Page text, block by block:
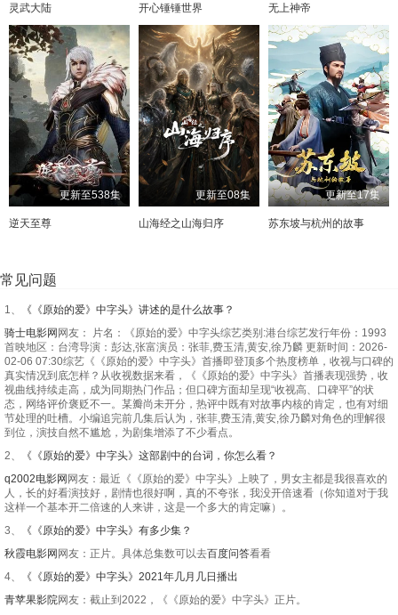
灵武大陆 开心锤锤世界 无上神帝
更新至538集
逆天至尊
更新至08集
山海经之山海归序
更新至17集
苏东坡与杭州的故事
常见问题
1、
《《原始的爱》中字头》讲述的是什么故事？
骑士电影网网友： 片名：《原始的爱》中字头综艺类别:港台综艺发行年份：1993
首映地区：台湾导演：彭达,张富演员：张菲,费玉清,黄安,徐乃麟 更新时间：2026-
02-06 07:30综艺《《原始的爱》中字头》首播即登顶多个热度榜单，收视与口碑的
真实情况到底怎样？从收视数据来看，《《原始的爱》中字头》首播表现强势，收
视曲线持续走高，成为同期热门作品；但口碑方面却呈现“收视高、口碑平”的状
态，网络评价褒贬不一。某瓣尚未开分，热评中既有对故事内核的肯定，也有对细
节处理的吐槽。小编追完前几集后认为，张菲,费玉清,黄安,徐乃麟对角色的理解很
到位，演技自然不尴尬，为剧集增添了不少看点。
2、
《《原始的爱》中字头》这部剧中的台词，你怎么看？
q2002电影网网友：最近《《原始的爱》中字头》上映了，男女主都是我很喜欢的
人，长的好看演技好，剧情也很好啊，真的不夸张，我没开倍速看（你知道对于我
这样一个基本开二倍速的人来讲，这是一个多大的肯定嘛）。
3、
《《原始的爱》中字头》有多少集？
秋霞电影网网友：正片。具体总集数可以去百度问答看看
4、
《《原始的爱》中字头》2021年几月几日播出
青苹果影院网友：截止到2022，《《原始的爱》中字头》正片。